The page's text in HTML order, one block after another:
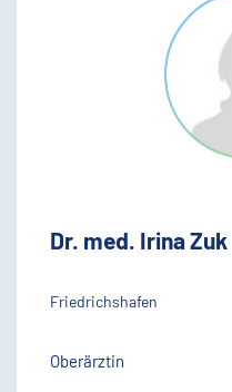
Dr. med. Irina Zuk
Friedrichshafen
Oberärztin